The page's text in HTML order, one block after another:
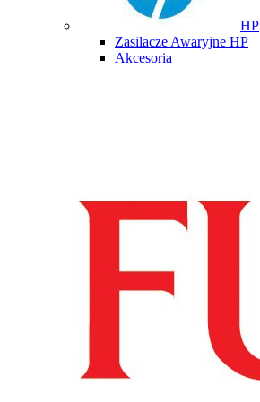
HP
Zasilacze Awaryjne HP
Akcesoria